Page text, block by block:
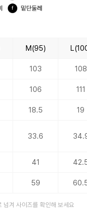
M(95)
103 108
106 111
18.5 19
33.6
41
59
넘겨 사이즈를 확인해 보세요